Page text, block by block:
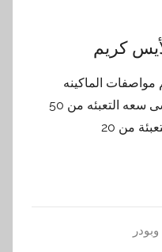
كريم
مواصفات الماكينه
موديل 951 ماركة المهندس منسى سعه التعبئه من 50